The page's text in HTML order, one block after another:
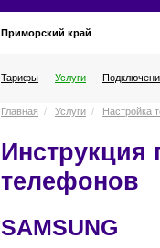
Приморский край
Тарифы Услуги
Главная / Услуги / Настройка
Инструкция
телефонов
SAMSUNG